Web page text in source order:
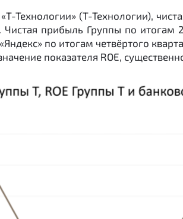
Технологии» (Т-Технологии),
прибыль Группы по итогам
по итогам четвёртого
показателя ROE,